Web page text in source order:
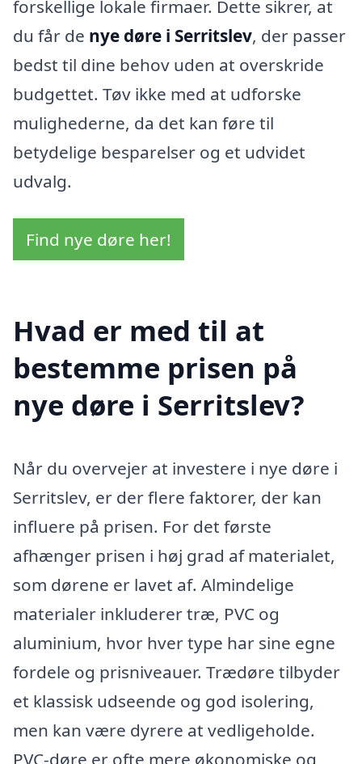
forskellige lokale firmaer. Dette sikrer, at
du får de nye døre i Serritslev, der passer
bedst til dine behov uden at overskride
budgettet. Tøv ikke med at udforske
mulighederne, da det kan føre til
betydelige besparelser og et udvidet
udvalg.
Find nye døre her!
Hvad er med til at
bestemme prisen på
nye døre i Serritslev?
Når du overvejer at investere i nye døre i
Serritslev, er der flere faktorer, der kan
influere på prisen. For det første
afhænger prisen i høj grad af materialet,
som dørene er lavet af. Almindelige
materialer inkluderer træ, PVC og
aluminium, hvor hver type har sine egne
fordele og prisniveauer. Trædøre tilbyder
et klassisk udseende og god isolering,
men kan være dyrere at vedligeholde.
PVC-døre er ofte mere økonomiske og